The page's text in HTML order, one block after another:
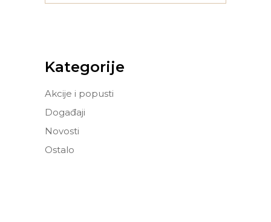
Kategorije
Akcije i popusti
Događaji
Novosti
Ostalo